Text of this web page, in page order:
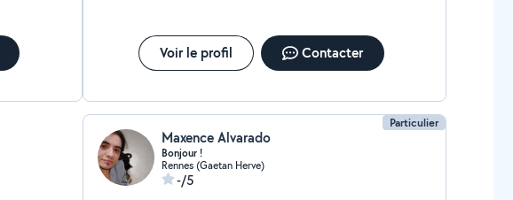
Voir le profil Contacter
Particulier
Maxence Alvarado
Bonjour !
Rennes (Gaetan Herve)
-/5